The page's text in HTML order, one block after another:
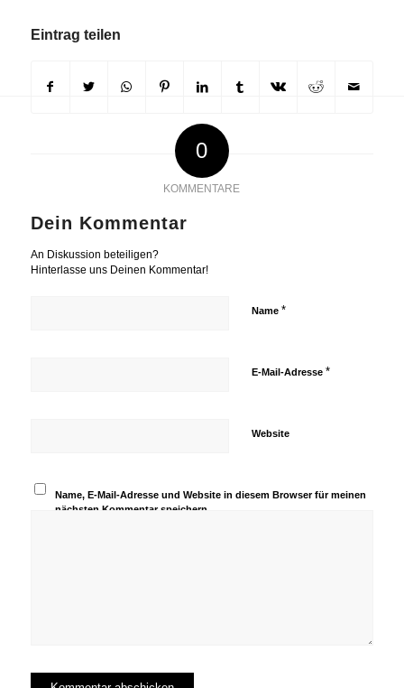
Eintrag teilen
0
KOMMENTARE
Dein Kommentar
An Diskussion beteiligen?
Hinterlasse uns Deinen Kommentar!
Name *
E-Mail-Adresse *
Website
Name, E-Mail-Adresse und Website in diesem Browser für meinen
nächsten Kommentar speichern.